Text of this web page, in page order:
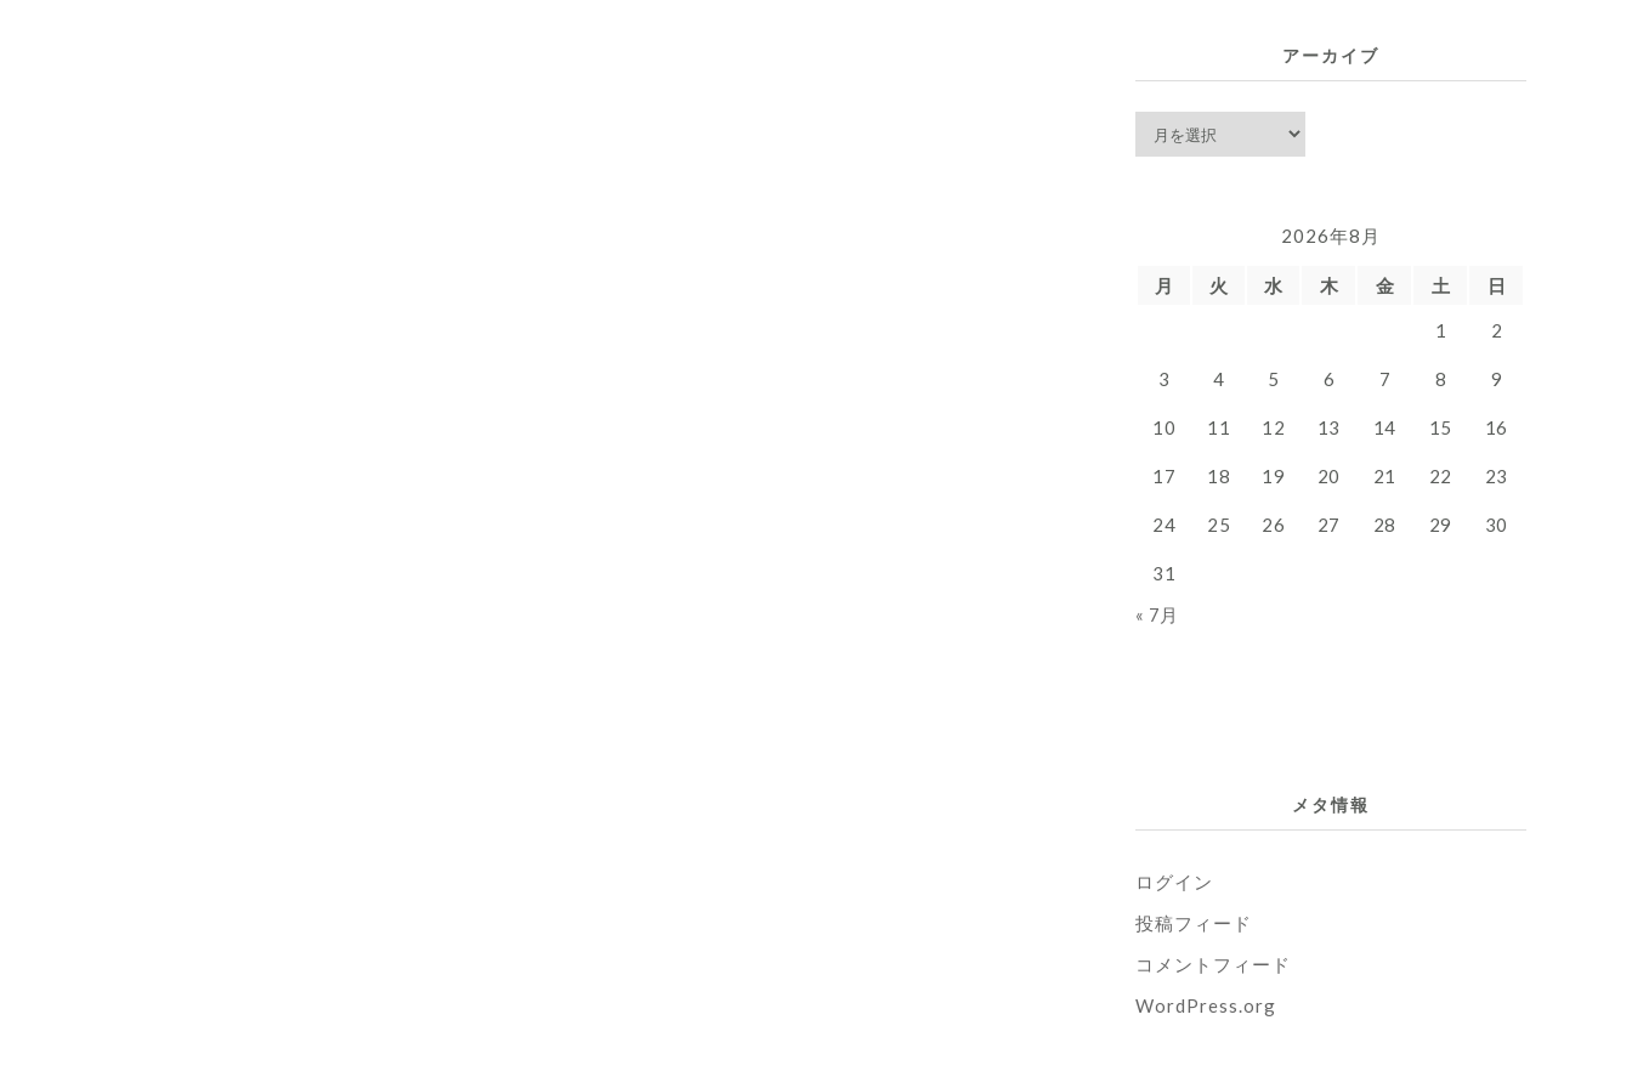
アーカイブ
ー
2026年8月
月 火 水 木 金 土 日
1 2
3 4 5 6 7 8 9
10 11 12 13 14 15 16
17 18 19 20 21 22 23
24 25 26 27 28 29 30
31
« 7月
メタ情報
ログイン
投稿フィード
コメントフィード
WordPress.org